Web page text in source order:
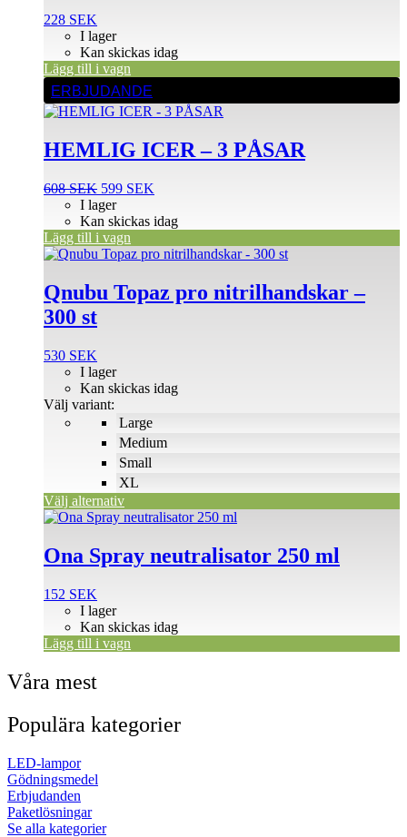
228 SEK
I lager
Kan skickas idag
Lägg till i vagn
ERBJUDANDE
HEMLIG ICER – 3 PÅSAR
608SEK Det
ursprungliga
priset
var:
608 SEK.
599 SEK
priset
599 SEK.
I lager
Kan skickas idag
Lägg till i vagn
Qnubu Topaz pro nitrilhandskar –
300 st
530 SEK
Large
Medium
Small
XL
I lager
Kan skickas idag
Välj variant:
Välj alternativ
Den
produkten
har
flera
De
olika
alternativen
kan
väljas
produktsidan
Ona Spray neutralisator 250 ml
152 SEK
I lager
Kan skickas idag
Lägg till i vagn
Våra mest
Populära kategorier
LED-lampor
Gödningsmedel
Erbjudanden
Paketlösningar
Se alla kategorier